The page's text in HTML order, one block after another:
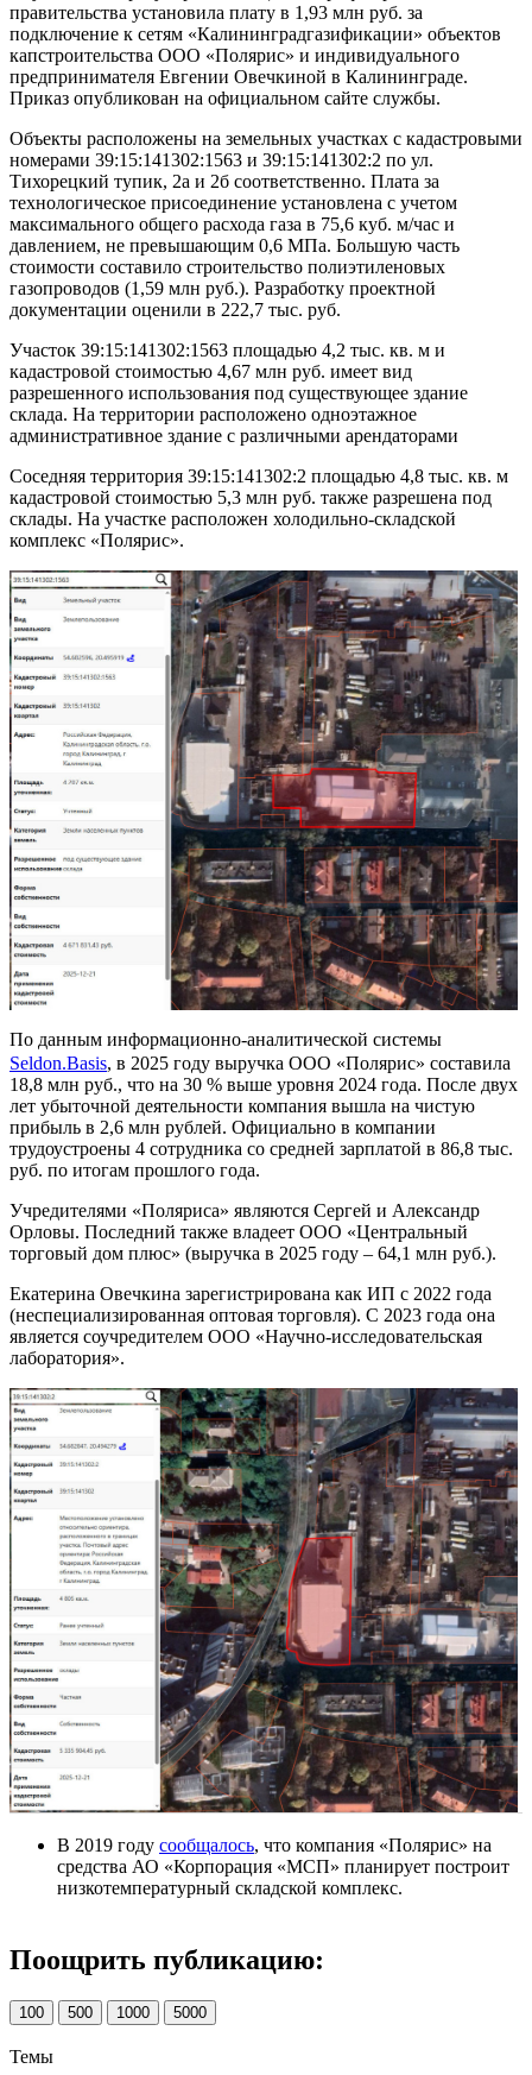
правительства установила плату в 1,93 млн руб. за
подключение к сетям «Калининградгазификации» объектов
капстроительства ООО «Полярис» и индивидуального
предпринимателя Евгении Овечкиной в Калининграде.
Приказ опубликован на официальном сайте службы.
Объекты расположены на земельных участках с кадастровыми
номерами 39:15:141302:1563 и 39:15:141302:2 по ул.
Тихорецкий тупик, 2а и 2б соответственно. Плата за
технологическое присоединение установлена с учетом
максимального общего расхода газа в 75,6 куб. м/час и
давлением, не превышающим 0,6 МПа. Большую часть
стоимости составило строительство полиэтиленовых
газопроводов (1,59 млн руб.). Разработку проектной
документации оценили в 222,7 тыс. руб.
Участок 39:15:141302:1563 площадью 4,2 тыс. кв. м и
кадастровой стоимостью 4,67 млн руб. имеет вид
разрешенного использования под существующее здание
склада. На территории расположено одноэтажное
административное здание с различными арендаторами
Соседняя территория 39:15:141302:2 площадью 4,8 тыс. кв. м
кадастровой стоимостью 5,3 млн руб. также разрешена под
склады. На участке расположен холодильно-складской
комплекс «Полярис».
По данным информационно-аналитической системы
Seldon.Basis, в 2025 году выручка ООО «Полярис» составила
18,8 млн руб., что на 30 % выше уровня 2024 года. После двух
лет убыточной деятельности компания вышла на чистую
прибыль в 2,6 млн рублей. Официально в компании
трудоустроены 4 сотрудника со средней зарплатой в 86,8 тыс.
руб. по итогам прошлого года.
Учредителями «Поляриса» являются Сергей и Александр
Орловы. Последний также владеет ООО «Центральный
торговый дом плюс» (выручка в 2025 году – 64,1 млн руб.).
Екатерина Овечкина зарегистрирована как ИП с 2022 года
(неспециализированная оптовая торговля). С 2023 года она
является соучредителем ООО «Научно-исследовательская
лаборатория».
В 2019 году сообщалось, что компания «Полярис» на
средства АО «Корпорация «МСП» планирует построит
низкотемпературный складской комплекс.
Поощрить публикацию:
100 500 1000 5000
Темы